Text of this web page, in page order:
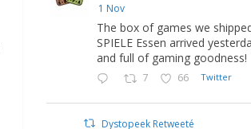
1 Nov
The box of games we
SPIELE Essen arrived
and full of gaming goodness!
7 66 Twitter
Dystopeek Retweeté